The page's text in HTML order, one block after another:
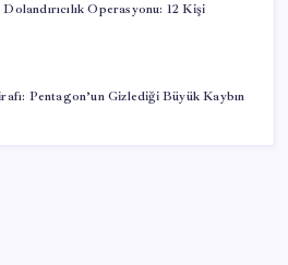
Operasyonu: 12 Kişi
Pentagon’un Gizlediği Büyük Kaybın